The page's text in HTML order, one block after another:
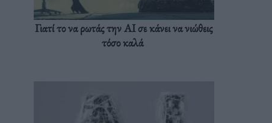
Γιατί το να ρωτάς την AI σε κάνει να νιώθεις
τόσο καλά